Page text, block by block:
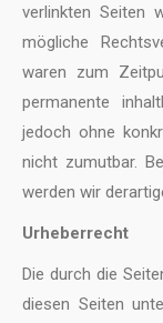
verlinkten Seiten
mögliche
waren zum
permanente
jedoch ohne
nicht zumutbar.
werden wir
Urheberrecht
Die durch die
diesen Seiten